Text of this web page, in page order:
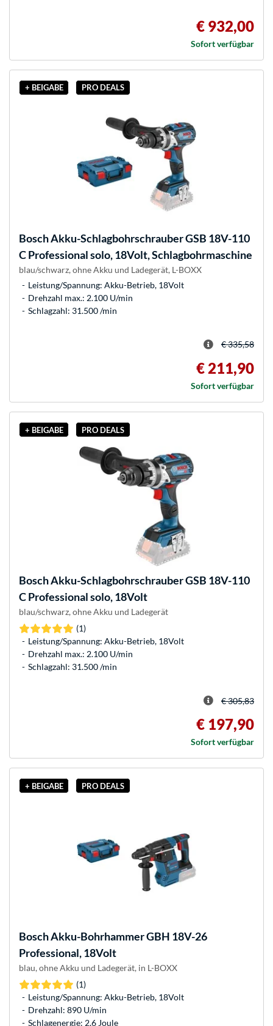
€ 932,00
Sofort verfügbar
+ BEIGABE PRO DEALS
BoschAkku-Schlagbohrschrauber GSB 18V-110
C Professional solo, 18Volt, Schlagbohrmaschine
blau/schwarz, ohne Akku und Ladegerät, L-BOXX
Leistung/Spannung: Akku-Betrieb, 18Volt
Drehzahl max.: 2.100 U/min
Schlagzahl: 31.500 /min
€ 335,58
€ 211,90
Sofort verfügbar
+ BEIGABE PRO DEALS
BoschAkku-Schlagbohrschrauber GSB 18V-110
C Professional solo, 18Volt
blau/schwarz, ohne Akku und Ladegerät
(1)
Leistung/Spannung: Akku-Betrieb, 18Volt
Drehzahl max.: 2.100 U/min
Schlagzahl: 31.500 /min
€ 305,83
€ 197,90
Sofort verfügbar
+ BEIGABE PRO DEALS
BoschAkku-Bohrhammer GBH 18V-26
Professional, 18Volt
blau, ohne Akku und Ladegerät, in L-BOXX
(1)
Leistung/Spannung: Akku-Betrieb, 18Volt
Drehzahl: 890 U/min
Schlagenergie: 2,6 Joule